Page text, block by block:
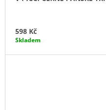
598 Kč
Skladem